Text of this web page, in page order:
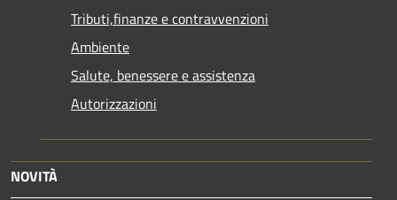
Tributi,finanze e contravvenzioni
Ambiente
Salute, benessere e assistenza
Autorizzazioni
NOVITÀ